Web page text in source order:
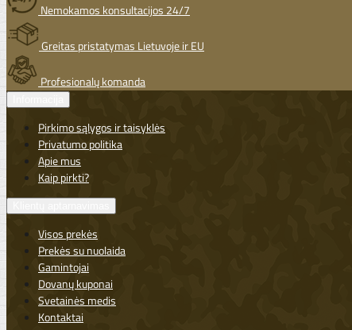
Nemokamos konsultacijos 24/7
Greitas pristatymas Lietuvoje ir EU
Profesionalų komanda
Pirkimo sąlygos ir taisyklės
Privatumo politika
Apie mus
Kaip pirkti?
Visos prekės
Prekės su nuolaida
Gamintojai
Dovanų kuponai
Svetainės medis
Kontaktai